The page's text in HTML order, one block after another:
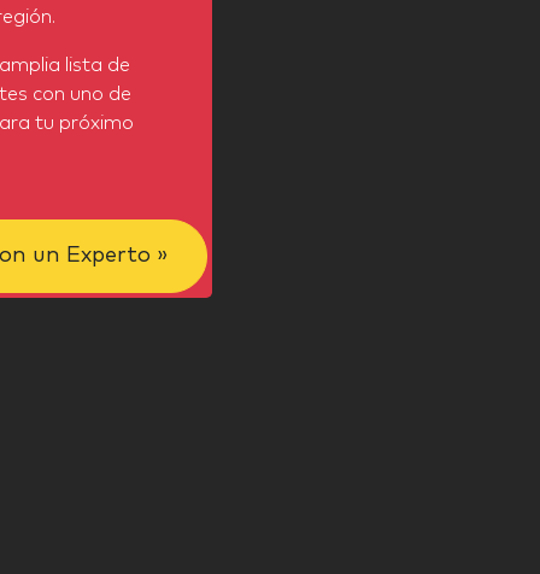
lista de
con uno de
tu próximo
un Experto »